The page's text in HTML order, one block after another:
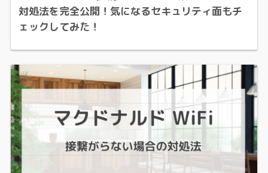
対処法を完全公開！気になるセキュリティ面もチ
ェックしてみた！